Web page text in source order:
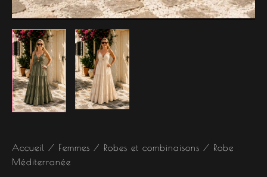
Accueil / Femmes / Robes et combinaisons / Robe
Méditerranée